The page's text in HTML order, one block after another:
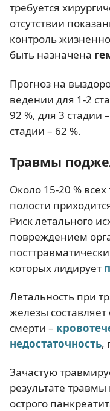
требуется
отсутствии
контроль
быть назначена
Прогноз на
ведении для 1-2
92 %, для 3 стадии
стадии – 62 %.
Травмы
Около 15-20 %
полости
Риск летального
повреждением
которых лидирует
Летальность при
железы
смерти –
недостаточность,
Зачастую
результате
острого